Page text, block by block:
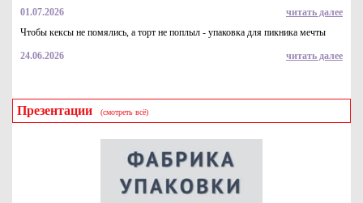
Пакет «майка» полиэтиленовый для переноски коробок под
пиццу на вынос Д 20-28 см, р-р 24+18х50 см, прозрачный
01.07.2026
читать далее
Чтобы кексы не помялись, а торт не поплыл - упаковка для пикника мечты
24.06.2026 читать далее
Презентации (смотреть всё)